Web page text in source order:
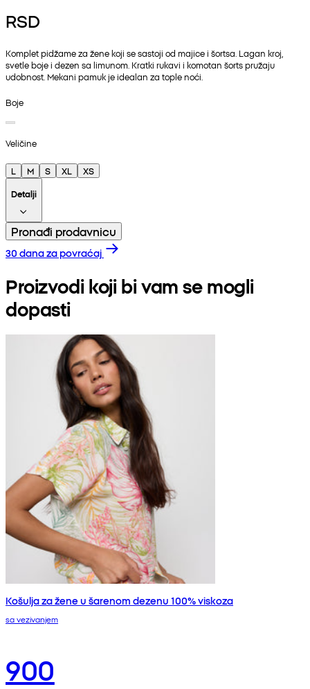
RSD
Komplet pidžame za žene koji se sastoji od majice i šortsa. Lagan kroj,
svetle boje i dezen sa limunom. Kratki rukavi i komotan šorts pružaju
udobnost. Mekani pamuk je idealan za tople noći.
Boje
Veličine
L M S XL
XS
Detalji
Pronađi prodavnicu
30 dana za povraćaj
Proizvodi koji bi vam se mogli
dopasti
Košulja za žene u šarenom dezenu 100% viskoza
sa vezivanjem
900